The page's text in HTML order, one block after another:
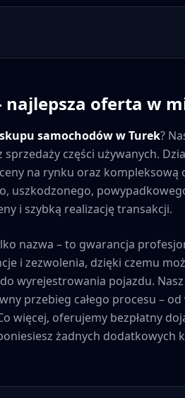
najlepsza oferta w
skupu samochodów wTurek?
części używanych.
na rynku oraz kompleksową
uszkodzonego,
i szybką realizację transakcji.
nazwa – to gwarancja
i zezwolenia, dzięki czemu
wyrejestrowania pojazdu.
przebieg całego procesu –
więcej, oferujemy bezpłatny
żadnych dodatkowych